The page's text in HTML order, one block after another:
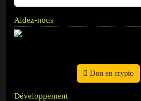
Aidez-nous
Don en crypto
Développement